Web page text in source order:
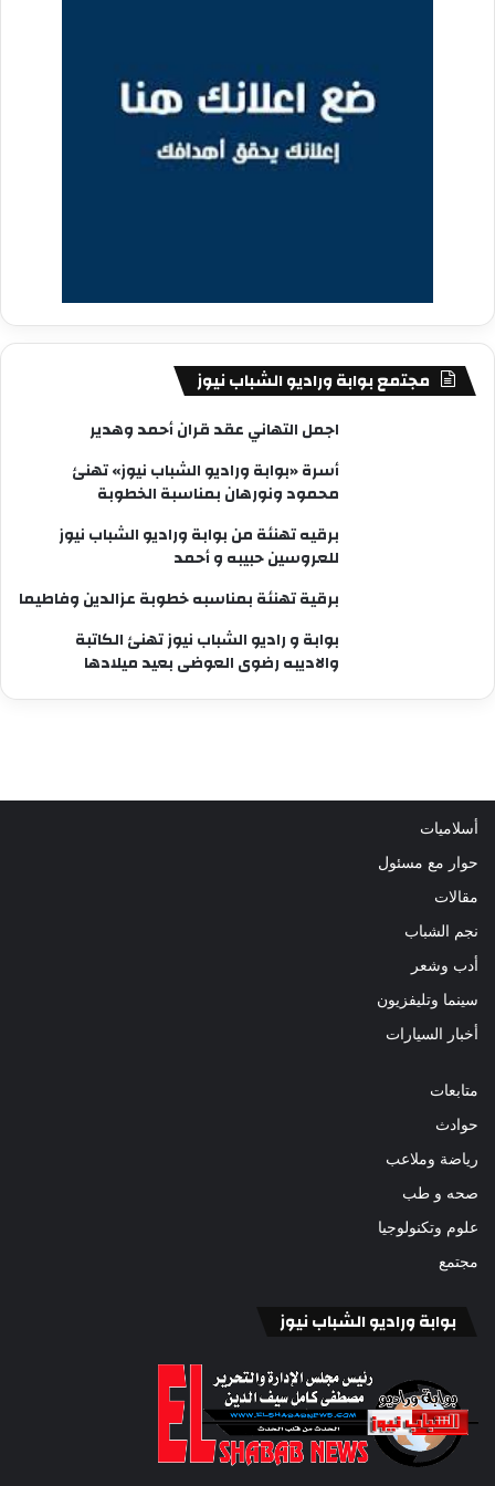
مجتمع بوابة وراديو الشباب نيوز
اجمل التهاني عقد قران أحمد وهدير
أسرة «بوابة وراديو الشباب نيوز» تهنئ
محمود ونورهان بمناسبة الخطوبة
برقيه تهنئة من بوابة وراديو الشباب نيوز
للعروسين حبيبه و أحمد
برقية تهنئة بمناسبه خطوبة عزالدين وفاطيما
بوابة و راديو الشباب نيوز تهنئ الكاتبة
والاديبه رضوى العوضى بعيد ميلادها
أسلاميات
حوار مع مسئول
مقالات
نجم الشباب
أدب وشعر
سينما وتليفزيون
أخبار السيارات
متابعات
حوادث
رياضة وملاعب
صحه و طب
علوم وتكنولوجيا
مجتمع
بوابة وراديو الشباب نيوز